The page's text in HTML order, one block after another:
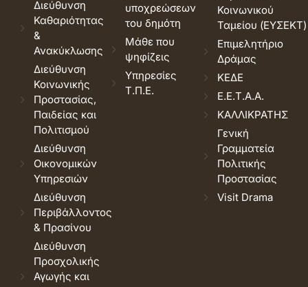
Διεύθυνση
Καθαριότητας
&
Ανακύκλωσης
Διεύθυνση
Κοινωνικής
Προστασίας,
Παιδείας και
Πολιτισμού
Διεύθυνση
Οικονομικών
Υπηρεσιών
Διεύθυνση
Περιβάλλοντος
& Πρασίνου
Διεύθυνση
Προσχολικής
Αγωγής και
υποχρεώσεων
του δημότη
Μάθε που
ψηφίζεις
Υπηρεσίες
Τ.Π.Ε.
Κοινωνικού
Ταμείου (ΕΥΣΕΚΤ)
Επιμελητήριο
Δράμας
ΚΕΔΕ
Ε.Ε.Τ.Α.Α.
ΚΑΛΛΙΚΡΑΤΗΣ
Γενική
Γραμματεία
Πολιτικής
Προστασίας
Visit Drama